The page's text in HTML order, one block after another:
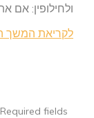
ולחילופין: אם
לקריאת המשך
fields